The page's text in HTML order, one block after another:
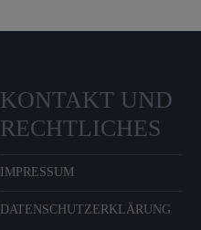
KONTAKT UND
RECHTLICHES
IMPRESSUM
DATENSCHUTZERKLÄRUNG